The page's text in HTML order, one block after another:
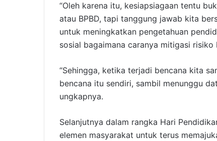
“Oleh karena itu, kesiapsiagaan tentu
atau BPBD, tapi tanggung jawab kita
untuk meningkatkan pengetahuan
sosial bagaimana caranya mitigasi risiko
“Sehingga, ketika terjadi bencana kita
bencana itu sendiri, sambil menunggu
ungkapnya.
Selanjutnya dalam rangka Hari
elemen masyarakat untuk terus